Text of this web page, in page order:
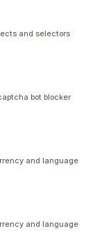
and selectors
bot blocker
and language
and language